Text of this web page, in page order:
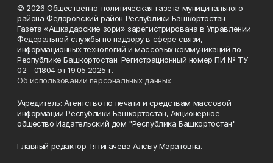
© 2026 Общественно-политическая газета муниципального
района Фёдоровский район Республики Башкортостан
Газета «Ашкадарские зори» зарегистрирована в Управлении
Федеральной службы по надзору в сфере связи,
информационных технологий и массовых коммуникаций по
Республике Башкортостан. Регистрационный номер ПИ № ТУ
02 - 01804 от 19.05.2025 г.
Об использовании персональных данных
Учредитель: Агентство по печати и средствам массовой
информации Республики Башкортостан, Акционерное
общество Издательский дом "Республика Башкортостан"
Главный редактор Тятигачева Алсыу Маратовна.